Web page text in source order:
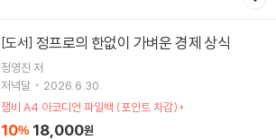
[도서] 정프로의 한없이 가벼운 경제 상식
정영진 저
저녁달
2026.6.30.
잼비 A4 아코디언 파일백 (포인트 차감)
10% 18,000원